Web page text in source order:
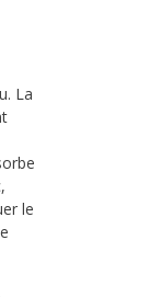
La
le